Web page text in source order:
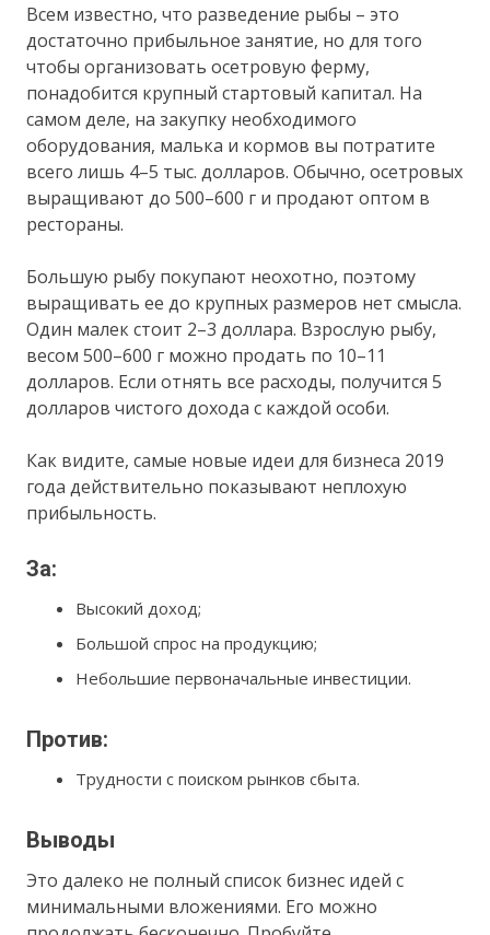
Всем известно, что разведение рыбы – это
достаточно прибыльное занятие, но для того
чтобы организовать осетровую ферму,
понадобится крупный стартовый капитал. На
самом деле, на закупку необходимого
оборудования, малька и кормов вы потратите
всего лишь 4–5 тыс. долларов. Обычно, осетровых
выращивают до 500–600 г и продают оптом в
рестораны.
Большую рыбу покупают неохотно, поэтому
выращивать ее до крупных размеров нет смысла.
Один малек стоит 2–3 доллара. Взрослую рыбу,
весом 500–600 г можно продать по 10–11
долларов. Если отнять все расходы, получится 5
долларов чистого дохода с каждой особи.
Как видите, самые новые идеи для бизнеса 2019
года действительно показывают неплохую
прибыльность.
За:
Высокий доход;
Большой спрос на продукцию;
Небольшие первоначальные инвестиции.
Против:
Трудности с поиском рынков сбыта.
Выводы
Это далеко не полный список бизнес идей с
минимальными вложениями. Его можно